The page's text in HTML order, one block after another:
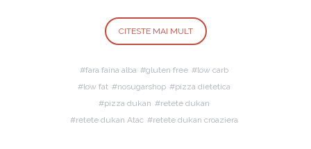
CITESTE MAI MULT
fara faina alba gluten free
low carb
low fat
nosugarshop
pizza dietetica
pizza dukan
retete dukan
retete dukan Atac
retete dukan croaziera